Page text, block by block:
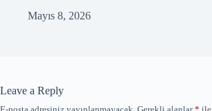
Mayıs 8, 2026
Leave a Reply